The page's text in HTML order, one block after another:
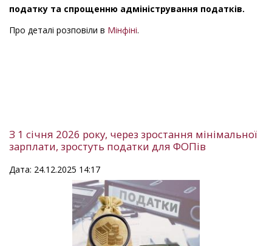
податку та спрощенню адміністрування податків.
Про деталі розповіли в Мінфіні.
З 1 січня 2026 року, через зростання мінімальної
зарплати, зростуть податки для ФОПів
Дата: 24.12.2025 14:17